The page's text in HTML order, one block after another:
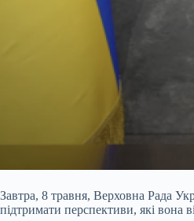
Завтра, 8 травня, Верховна Рада
підтримати перспективи, які вона